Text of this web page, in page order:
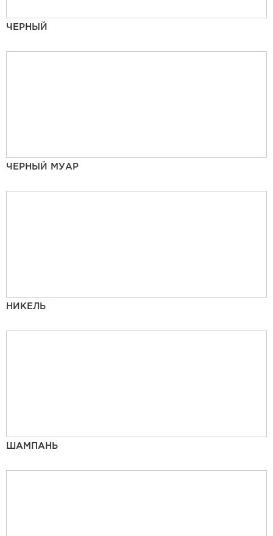
ЧЕРНЫЙ
ЧЕРНЫЙ МУАР
НИКЕЛЬ
ШАМПАНЬ